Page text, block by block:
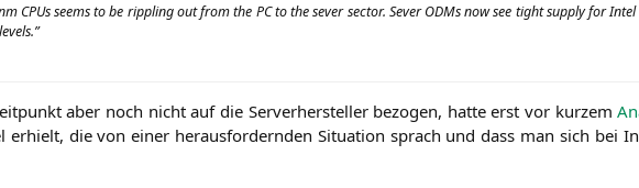
CPUs seems to be ripp­ling out from the PCto the sever sec­tor. Sever ODMs now see tight sup­p­ly for
aber noch nicht auf die Ser­ver­her­stel­ler bezo­gen, hat­te erst vor kur­zem
die von einer her­aus­for­dern­den Situa­ti­on sprach und dass man sich bei